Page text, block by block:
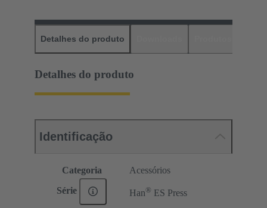
Detalhes do produto
Detalhes do produto
Identificação
Categoria Acessórios
Série Han® ES Press